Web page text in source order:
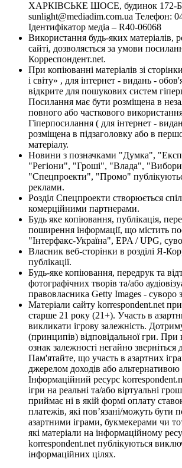
ХАРКІВСЬКЕ ШОСЕ, будинок 172-Б,
sunlight@mediadim.com.ua Телефон:
Ідентифікатор медіа – R40-06068
Використання будь-яких матеріалів,
сайті, дозволяється за умови
Корреспондент.net.
При копіюванні матеріалів зі
і світу» , для інтернет - видань -
відкрите для пошукових систем
Посилання має бути розміщена в
повного або часткового використання
Гіперпосилання ( для інтернет -
розміщена в підзаголовку або в
матеріалу.
Новини з позначками "Думка",
"Регіони", "Гроші", "Влада",
"Спецпроекти", "Промо"
реклами.
Розділ Спецпроекти створюється
комерційними партнерами.
Будь яке копіювання, публікація,
поширення інформації, що містить
"Інтерфакс-Україна", EPA / UPG,
Власник веб-сторінки в розділі Я-
публікації.
Будь-яке копіювання, передрук та
фотографічних творів та/або
правовласника Getty Images - суворо
Матеріали сайту korrespondent.net
старше 21 року (21+). Участь в
викликати ігрову залежність.
(принципів) відповідальної гри.
ознак залежності негайно зверніться
Пам'ятайте, що участь в азартних
джерелом доходів або альтернативою
Інформаційний ресурс
ігри на реальні та/або віртуальні
приймає ні в якій формі оплату
платежів, які пов’язані/можуть бути
азартними іграми, букмекерами чи
які матеріали на інформаційному
korrespondent.net публікуються
інформаційних цілях.